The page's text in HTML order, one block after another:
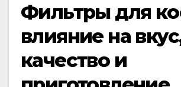
Фильтры для
влияние на
качество и